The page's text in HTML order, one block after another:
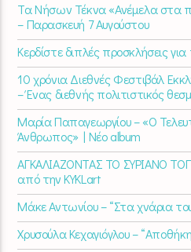
Τα Νήσων Τέκνα «Ανέμελα στα
– Παρασκευή 7 Αυγούστου
Κερδίστε διπλές προσκλήσεις
10 χρόνια Διεθνές Φεστιβάλ
– Ένας διεθνής πολιτιστικός
Μαρία Παπαγεωργίου – «Ο
Άνθρωπος» | Νέο album
ΑΓΚΑΛΙΑΖΟΝΤΑΣ ΤΟ ΣΥΡΙΑΝΟ
από την KYKLart
Μάκε Αντωνίου – “Στα χνάρια
Χρυσούλα Κεχαγιόγλου –